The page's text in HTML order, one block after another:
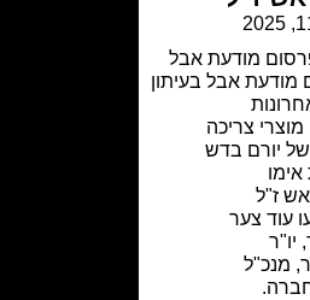
אבל
בעיתון
בדש